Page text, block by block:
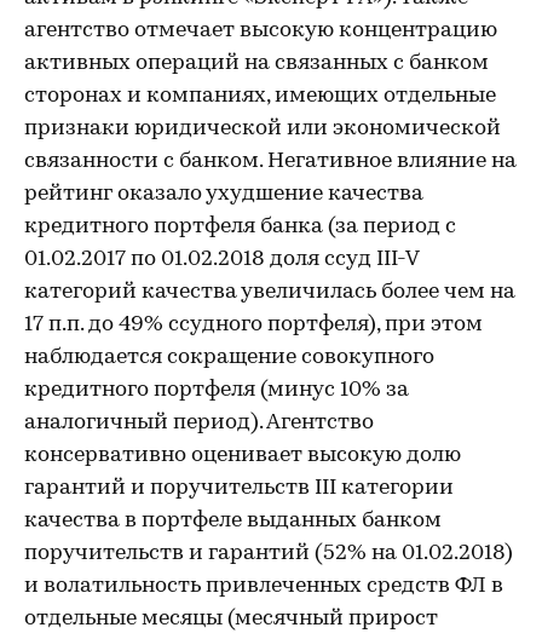
агентство отмечает высокую концентрацию
активных операций на связанных с банком
сторонах и компаниях, имеющих отдельные
признаки юридической или экономической
связанности с банком. Негативное влияние на
рейтинг оказало ухудшение качества
кредитного портфеля банка (за период с
01.02.2017 по 01.02.2018 доля ссуд III-V
категорий качества увеличилась более чем на
17 п.п. до 49% ссудного портфеля), при этом
наблюдается сокращение совокупного
кредитного портфеля (минус 10% за
аналогичный период). Агентство
консервативно оценивает высокую долю
гарантий и поручительств III категории
качества в портфеле выданных банком
поручительств и гарантий (52% на 01.02.2018)
и волатильность привлеченных средств ФЛ в
отдельные месяцы (месячный прирост